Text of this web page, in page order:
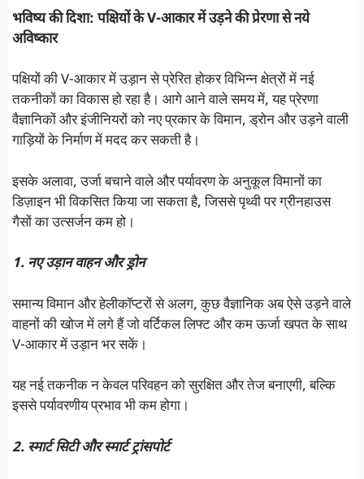
भविष्य की दिशा: पक्षियों के V-आकार में उड़ने की प्रेरणा से नये
अविष्कार
पक्षियों की V-आकार में उड़ान से प्रेरित होकर विभिन्न क्षेत्रों में नई
तकनीकों का विकास हो रहा है। आगे आने वाले समय में, यह प्रेरणा
वैज्ञानिकों और इंजीनियरों को नए प्रकार के विमान, ड्रोन और उड़ने वाली
गाड़ियों के निर्माण में मदद कर सकती है।
इसके अलावा, उर्जा बचाने वाले और पर्यावरण के अनुकूल विमानों का
डिज़ाइन भी विकसित किया जा सकता है, जिससे पृथ्वी पर ग्रीनहाउस
गैसों का उत्सर्जन कम हो।
1. नए उड़ान वाहन और ड्रोन
समान्य विमान और हेलीकॉप्टरों से अलग, कुछ वैज्ञानिक अब ऐसे उड़ने वाले
वाहनों की खोज में लगे हैं जो वर्टिकल लिफ्ट और कम ऊर्जा खपत के साथ
V-आकार में उड़ान भर सकें।
यह नई तकनीक न केवल परिवहन को सुरक्षित और तेज बनाएगी, बल्कि
इससे पर्यावरणीय प्रभाव भी कम होगा।
2. स्मार्ट सिटी और स्मार्ट ट्रांसपोर्ट